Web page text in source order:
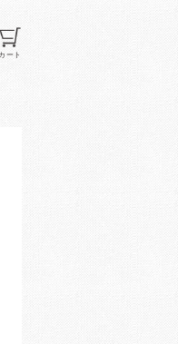
カート